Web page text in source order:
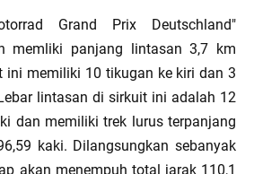
Grand Prix Deutschland"
memliki panjang lintasan 3,7 km
ini memiliki 10 tikugan ke kiri dan 3
lintasan di sirkuit ini adalah 12
dan memiliki trek lurus terpanjang
kaki. Dilangsungkan sebanyak
akan menempuh total jarak 110,1